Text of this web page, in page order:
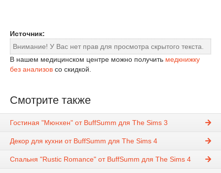
Источник:
Внимание! У Вас нет прав для просмотра скрытого текста.
В нашем медицинском центре можно получить медкнижку
без анализов со скидкой.
Смотрите также
Гостиная "Мюнхен" от BuffSumm для The Sims 3
Декор для кухни от BuffSumm для The Sims 4
Спальня "Rustic Romance" от BuffSumm для The Sims 4